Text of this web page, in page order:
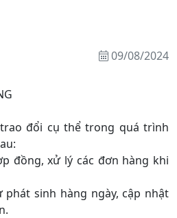
09/08/2024
đổi cụ thể trong quá trình
đồng, xử lý các đơn hàng khi
phát sinh hàng ngày, cập nhật